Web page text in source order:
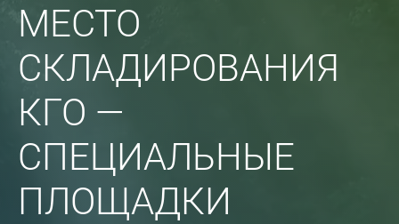
МЕСТО
СКЛАДИРОВАНИЯ
КГО —
СПЕЦИАЛЬНЫЕ
ПЛОЩАДКИ